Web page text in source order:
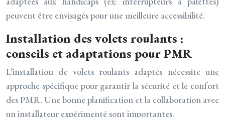
peuvent être envisagés pour une meilleure accessibilité.
Installation des volets roulants :
conseils et adaptations pour PMR
L’installation de volets roulants adaptés nécessite une
approche spécifique pour garantir la sécurité et le confort
des PMR. Une bonne planification et la collaboration avec
un installateur expérimenté sont importantes.